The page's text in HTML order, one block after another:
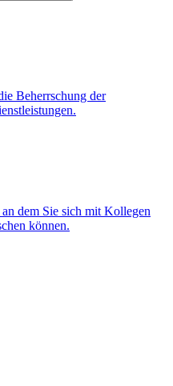
Beherrschung der
dem Sie sich mit Kollegen
können.